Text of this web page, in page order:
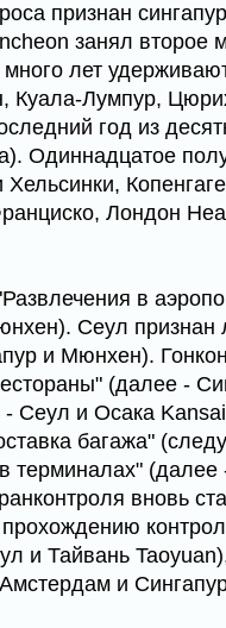
признан
занял второе
много лет
Куала-Лумпур,
год из
Одиннадцатое
Лондон
в
Сеул признан
и Мюнхен).
(далее -
- Сеул и Осака
багажа"
терминалах"
вновь
и Тайвань
и